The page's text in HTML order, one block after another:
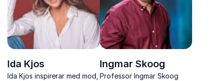
Ida Kjos
Ida Kjos inspirerar med mod,
Ingmar Skoog
Professor Ingmar Skoog